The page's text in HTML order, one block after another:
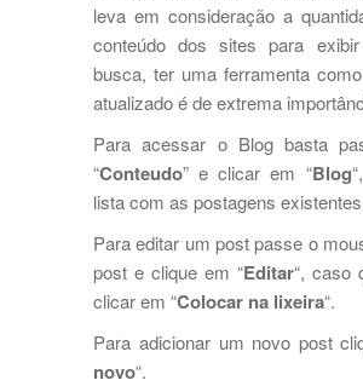
leva em consideração a
conteúdo dos sites para
busca, ter uma ferramenta
atualizado é de extrema
Para acessar o Blog basta
“Conteudo” e clicar em “Blog
lista com as postagens
Para editar um post passe o
post e clique em “Editar“, caso
clicar em “Colocar na lixeira“.
Para adicionar um novo post
novo“.